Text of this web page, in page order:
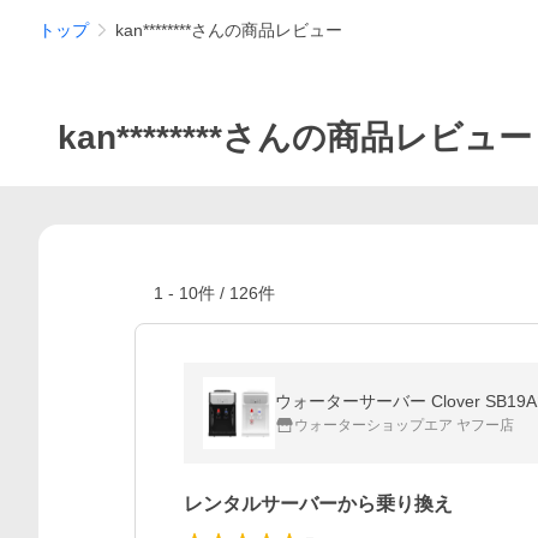
トップ kan********さんの商品レビュー
kan********さんの商品レビュー
1 - 10件 / 126件
ウォーターサーバー Clover
ウォーターショップエア ヤフー店
レンタルサーバーから乗り換え